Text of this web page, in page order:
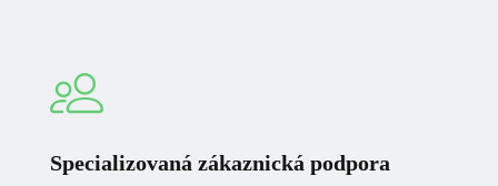
Specializovaná zákaznická podpora